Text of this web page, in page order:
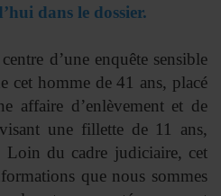
dans le dossier.
d’une enquête sensible
cet homme de 41 ans, placé
affaire d’enlèvement et de
visant une fillette de 11 ans,
Loin du cadre judiciaire, cet
que nous sommes